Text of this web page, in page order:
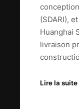
(SDARI),
Huanghai
livraison
Lire la suite